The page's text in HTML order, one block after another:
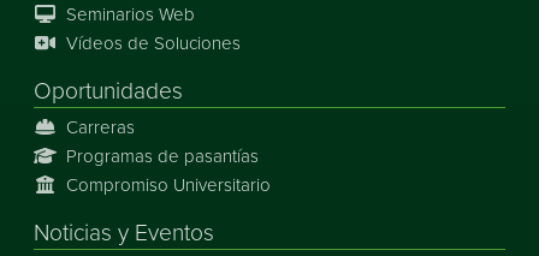
Seminarios Web
Vídeos de Soluciones
Oportunidades
Carreras
Programas de pasantías
Compromiso Universitario
Noticias y Eventos